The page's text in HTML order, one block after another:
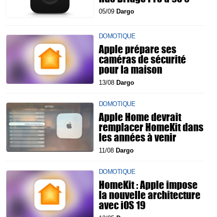
05/09 Dargo
DOMOTIQUE
Apple prépare ses
caméras de sécurité
pour la maison
13/08 Dargo
DOMOTIQUE
Apple Home devrait
remplacer HomeKit dans
les années à venir
11/08 Dargo
DOMOTIQUE
HomeKit : Apple impose
la nouvelle architecture
avec iOS 19